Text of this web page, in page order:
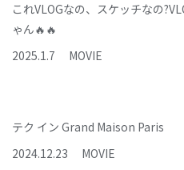
これVLOGなの、スケッチなの
ゃん🔥🔥
2025.1.7 MOVIE
テク イン Grand Maison Paris
2024.12.23 MOVIE